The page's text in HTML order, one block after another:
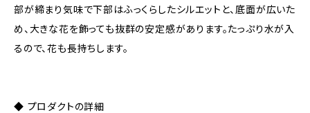
部が締まり気味で下部はふっくらしたシルエットと、底面が広いた
め、大きな花を飾っても抜群の安定感があります。たっぷり水が入
るので、花も長持ちします。
◆ プロダクトの詳細